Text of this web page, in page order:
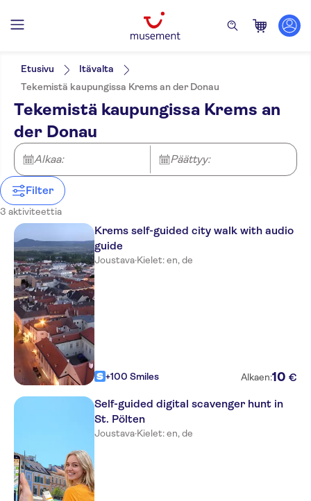
Suodata
Min. € Maks.
Lippuvaihtoehdot
Paikalliseen makuun
E-lippu
Välitön vahvistus
Sisäänpääsymaksu sisältyy
Yksityinen kierros
Pienempi ryhmäkoko
Ääniopastus (kuulokkeet)
Esteetön pääsy
Ilmainen peruutus
Kategoriat
Kävelykierrokset
Retket
Kulttuuri ja historia
Nähtävyydet ja perinteet
Elämyksiä paikallisille
German
English
Etusivu
Itävalta
Tekemistä kaupungissa Krems an der Donau
Tekemistä kaupungissa Krems an
der Donau
Alkaa: Päättyy:
Filter
3 aktiviteettia
Krems self-guided city walk with audio
guide
Joustava·Kielet: en, de
+100 Smiles Alkaen:10 €
Self-guided digital scavenger hunt in
St. Pölten
Joustava·Kielet: en, de